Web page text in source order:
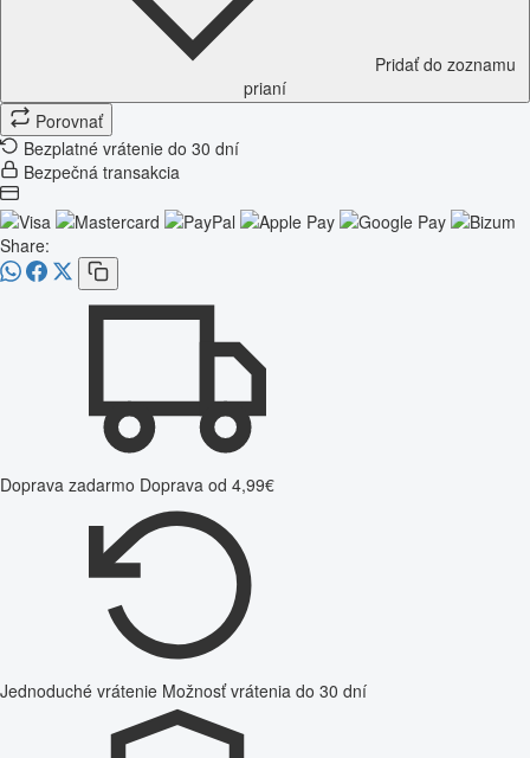
Pridať do zoznamu
prianí
Porovnať
Bezplatné vrátenie do 30 dní
Bezpečná transakcia
Share:
Doprava zadarmo Doprava od 4,99€
Jednoduché vrátenie Možnosť vrátenia do 30 dní